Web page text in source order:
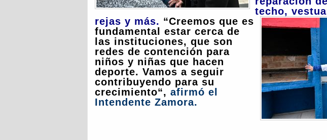
techo,
rejas y más. “Creemos que es
fundamental estar cerca de
las instituciones, que son
redes de contención para
niños y niñas que hacen
deporte. Vamos a seguir
contribuyendo para su
crecimiento“, afirmó el
Intendente Zamora.